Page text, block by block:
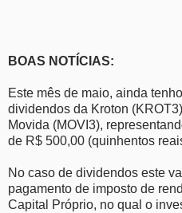
BOAS NOTÍCIAS:
Este mês de maio, ainda
dividendos da Kroton
Movida (MOVI3),
de R$ 500,00 (quinhentos
No caso de dividendos este
pagamento de imposto de
Capital Próprio, no qual o